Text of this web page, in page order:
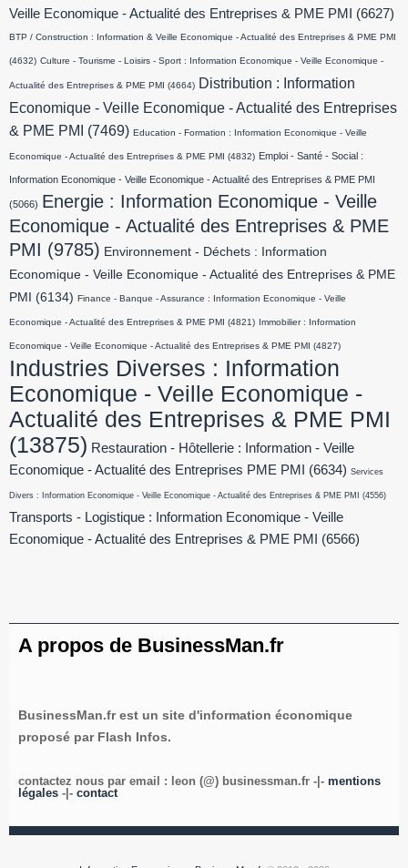
Veille Economique - Actualité des Entreprises & PME PMI
(6627)
BTP / Construction : Information & Veille Economique - Actualité des Entreprises & PME PMI
(4632) Culture - Tourisme - Loisirs - Sport : Information Economique - Veille Economique -
Actualité des Entreprises & PME PMI (4664) Distribution : Information
Economique - Veille Economique - Actualité des Entreprises
& PME PMI
(7469) Education - Formation : Information Economique - Veille
Economique - Actualité des Entreprises & PME PMI (4832) Emploi - Santé - Social :
Information Economique - Veille Economique - Actualité des Entreprises & PME PMI
(5066) Energie : Information Economique - Veille
Economique - Actualité des Entreprises & PME
PMI (9785) Environnement - Déchets : Information
Economique - Veille Economique - Actualité des Entreprises & PME
PMI
(6134) Finance - Banque - Assurance : Information Economique - Veille
Economique - Actualité des Entreprises & PME PMI (4821) Immobilier : Information
Economique - Veille Economique - Actualité des Entreprises & PME PMI (4827)
Industries Diverses : Information
Economique - Veille Economique -
Actualité des Entreprises & PME PMI
(13875) Restauration - Hôtellerie : Information - Veille
Economique - Actualité des Entreprises PME PMI
(6634) Services
Divers : Information Economique - Veille Economique - Actualité des Entreprises & PME PMI (4556)
Transports - Logistique : Information Economique - Veille
Economique - Actualité des Entreprises & PME PMI
(6566)
A propos de BusinessMan.fr
BusinessMan.fr est un site d'information économique
proposé par Flash Infos.
contactez nous par email : leon (@) businessman.fr -|- mentions
légales -|- contact